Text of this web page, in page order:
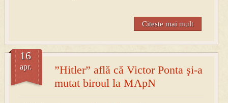
Citeste mai mult
”Hitler” află că Victor Ponta şi-a
mutat biroul la MApN
16
apr.